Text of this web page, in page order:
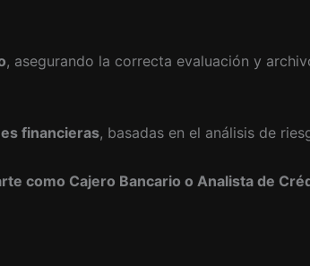
, asegurando la correcta evaluación y
financieras, basadas en el análisis de
como Cajero Bancario o Analista de